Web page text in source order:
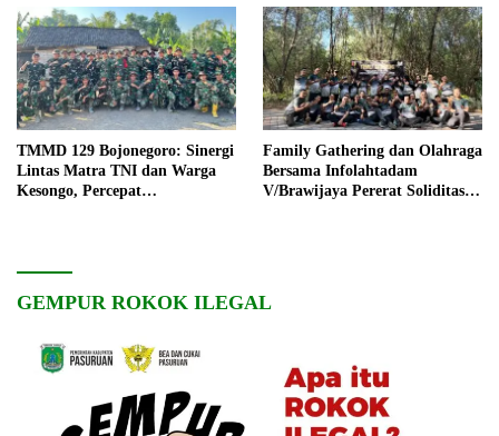
TMMD 129 Bojonegoro: Sinergi
Lintas Matra TNI dan Warga
Kesongo, Percepat
Family Gathering dan Olahraga
Bersama Infolahtadam
V/Brawijaya Pererat Soliditas
GEMPUR ROKOK ILEGAL